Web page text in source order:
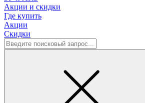
Акции и скидки
Где купить
Акции
Скидки